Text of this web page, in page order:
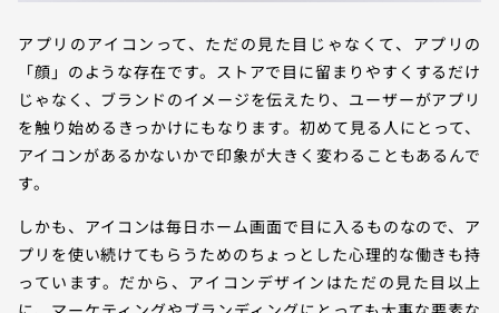
アプリのアイコンって、ただの見た目じゃなくて、アプリの
「顔」のような存在です。ストアで目に留まりやすくするだけ
じゃなく、ブランドのイメージを伝えたり、ユーザーがアプリ
を触り始めるきっかけにもなります。初めて見る人にとって、
アイコンがあるかないかで印象が大きく変わることもあるんで
す。
しかも、アイコンは毎日ホーム画面で目に入るものなので、ア
プリを使い続けてもらうためのちょっとした心理的な働きも持
っています。だから、アイコンデザインはただの見た目以上